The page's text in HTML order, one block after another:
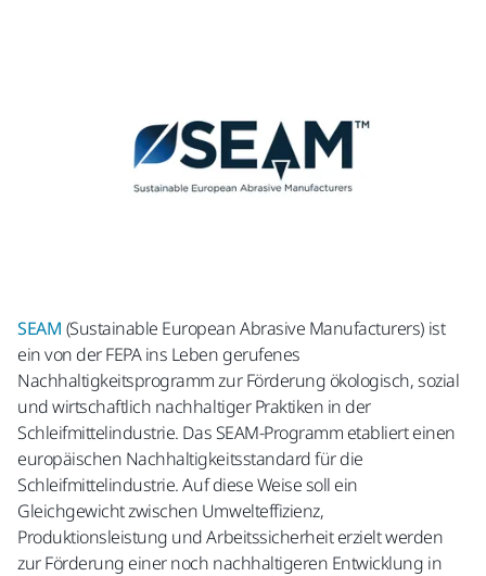
SEAM (Sustainable European Abrasive Manufacturers) ist
ein von der FEPA ins Leben gerufenes
Nachhaltigkeitsprogramm zur Förderung ökologisch, sozial
und wirtschaftlich nachhaltiger Praktiken in der
Schleifmittelindustrie. Das SEAM-Programm etabliert einen
europäischen Nachhaltigkeitsstandard für die
Schleifmittelindustrie. Auf diese Weise soll ein
Gleichgewicht zwischen Umwelteffizienz,
Produktionsleistung und Arbeitssicherheit erzielt werden
zur Förderung einer noch nachhaltigeren Entwicklung in